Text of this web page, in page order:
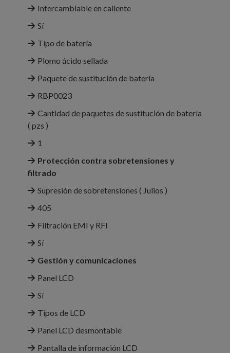
Intercambiable en caliente
Sí
Tipo de batería
Plomo ácido sellada
Paquete de sustitución de batería
RBP0023
Cantidad de paquetes de sustitución de batería
( pzs )
1
Protección contra sobretensiones y
filtrado
Supresión de sobretensiones ( Julios )
405
Filtración EMI y RFI
Sí
Gestión y comunicaciones
Panel LCD
Sí
Tipos de LCD
Panel LCD desmontable
Pantalla de información LCD